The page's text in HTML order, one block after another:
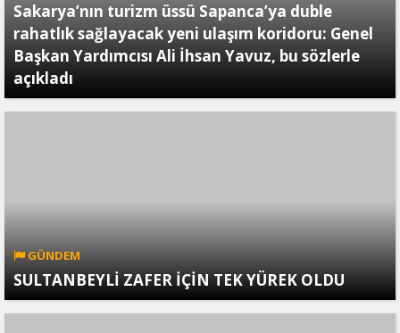
Sakarya’nın turizm üssü Sapanca’ya duble
rahatlık sağlayacak yeni ulaşım koridoru: Genel
Başkan Yardımcısı Ali İhsan Yavuz, bu sözlerle
açıkladı
GÜNDEM
SULTANBEYLİ ZAFER İÇİN TEK YÜREK OLDU